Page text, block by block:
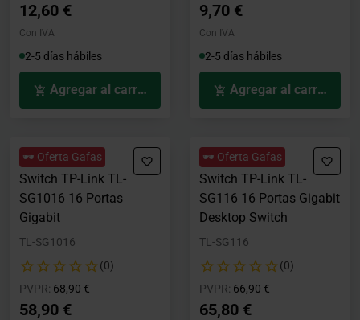
12,60 €
Con IVA
2-5 días hábiles
Agregar al carrito
9,70 €
Con IVA
2-5 días hábiles
Agregar al carrito
🕶️ Oferta Gafas
Switch TP-Link TL-
SG1016 16 Portas
Gigabit
TL-SG1016
(0)
PVPR: Precio rebajado desde
68,90 €
58,90 €
🕶️ Oferta Gafas
Switch TP-Link TL-
SG116 16 Portas Gigabit
Desktop Switch
TL-SG116
(0)
PVPR: Precio rebajado desde
66,90 €
65,80 €